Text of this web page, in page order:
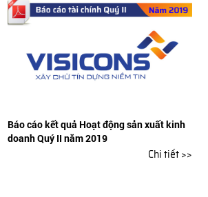
Báo cáo kết quả Hoạt động sản xuất kinh
doanh Quý II năm 2019
Chi tiết >>